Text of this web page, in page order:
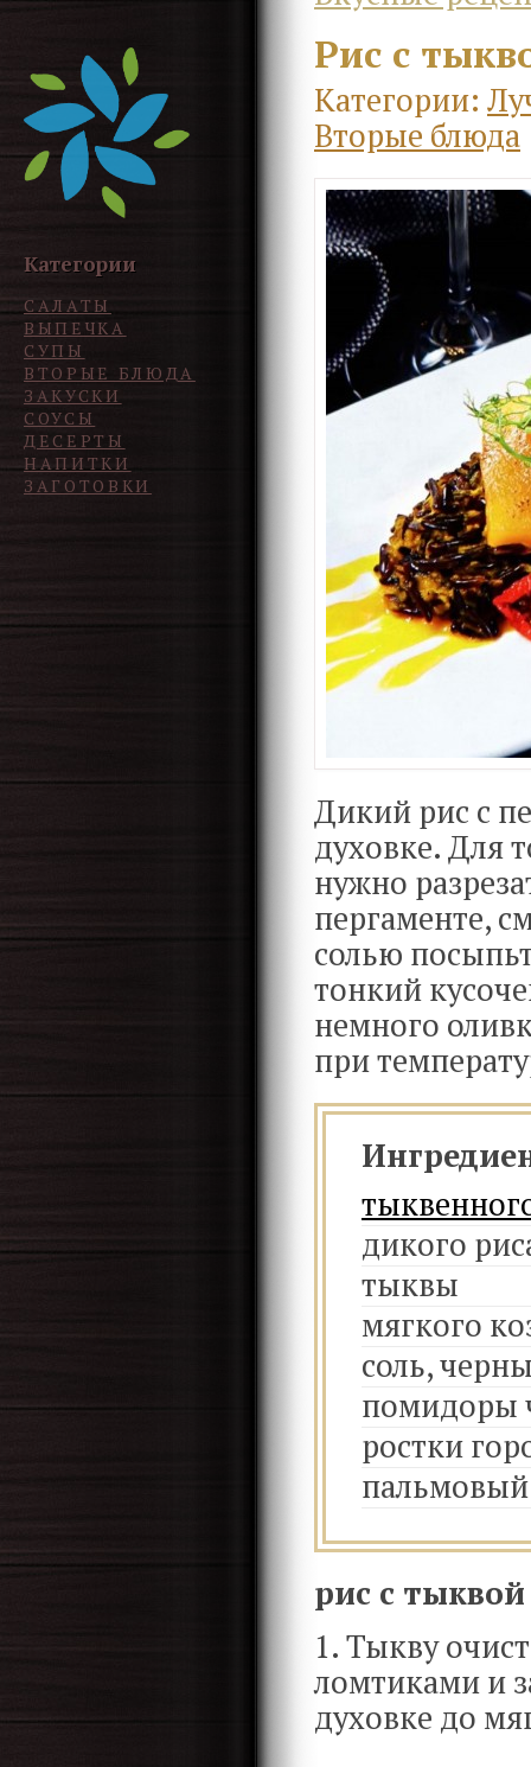
Категории
САЛАТЫ
ВЫПЕЧКА
СУПЫ
ВТОРЫЕ БЛЮДА
ЗАКУСКИ
СОУСЫ
ДЕСЕРТЫ
НАПИТКИ
ЗАГОТОВКИ
Рис с
Категории:
Вторые блюда
Дикий рис с
духовке. Для
нужно
пергаменте,
солью
тонкий
немного
при
дикого
тыквы
мягкого
соль,
помидоры
ростки
рис с
1. Тыкву
ломтиками и
духовке до